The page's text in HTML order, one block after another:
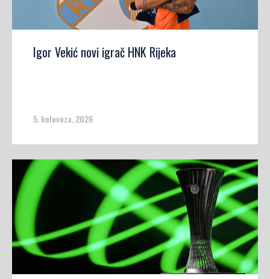
Igor Vekić novi igrač HNK Rijeka
5. kolovoza, 2026